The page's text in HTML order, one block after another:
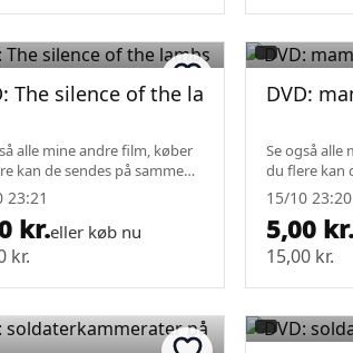
The silence of the lambs
alle mine andre film, køber
kan de sendes på samme
23:21
kr.eller køb nu
kr.
DVD:
Se også alle
du flere kan
fragt.
15/10 23:20
5,00
15,00 kr.